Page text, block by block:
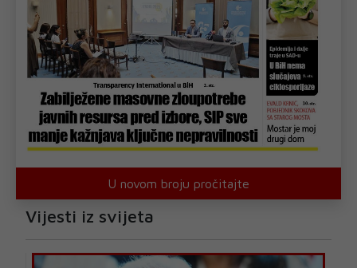
U novom broju pročitajte
Vijesti iz svijeta